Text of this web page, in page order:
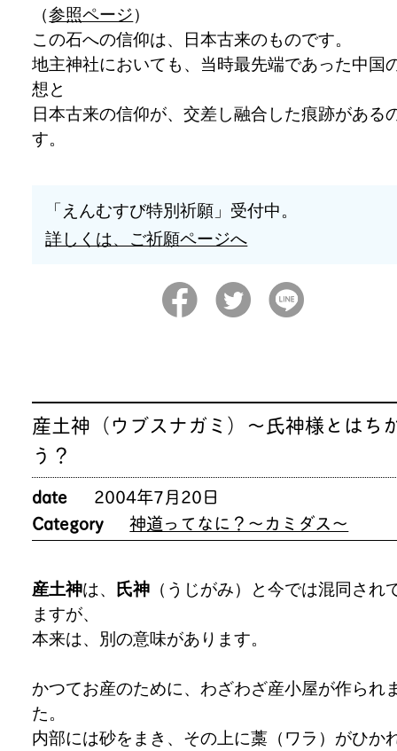
（参照ページ）
この石への信仰は、日本古来のものです。
地主神社においても、当時最先端であった中国
想と
日本古来の信仰が、交差し融合した痕跡がある
す。
「えんむすび特別祈願」受付中。
詳しくは、ご祈願ページへ
産土神（ウブスナガミ）～氏神様とはち
う？
date
2004年7月20日
Category
神道ってなに？～カミダス～
産土神は、 氏神 （うじがみ）と今では混同され
ますが、
本来は、別の意味があります。
かつてお産のために、わざわざ産小屋が作られ
た。
内部には砂をまき、その上に藁（ワラ）がひか